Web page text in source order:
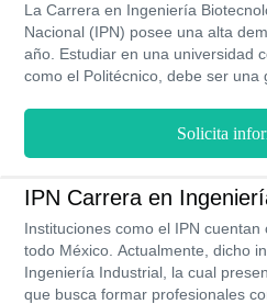
La Carrera en Ingeniería
Nacional (IPN) posee una alta
año. Estudiar en una universidad
como el Politécnico, debe ser una
cuales son muy bajos, teniendo
de $4,000 MXN. El Plan de
bastante interesante compuesta
que complementarán el
otra parte, su Proceso de
completar, solo debes seguir
estudio es presencial.
Solicita
IPN Carrera en
Instituciones como el IPN
todo México. Actualmente, dicho
Ingeniería Industrial, la cual
que busca formar profesionales